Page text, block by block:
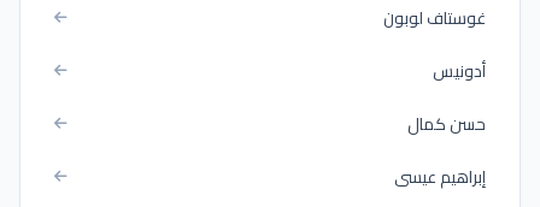
غوستاف لوبون
أدونيس
حسن كمال
إبراهيم عيسى